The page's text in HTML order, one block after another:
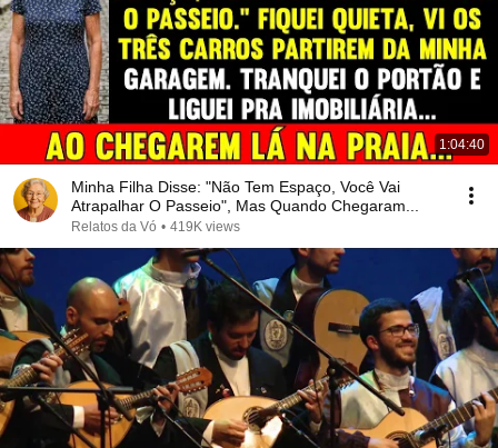
1:04:40
Minha Filha Disse: "Não Tem Espaço, Você Vai
Atrapalhar O Passeio", Mas Quando Chegaram...
Relatos da Vó • 419K views